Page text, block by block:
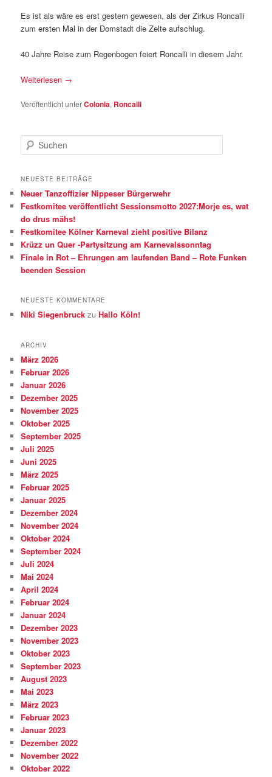
Es ist als wäre es erst gestern gewesen, als der Zirkus Roncalli
zum ersten Mal in der Domstadt die Zelte aufschlug.
40 Jahre Reise zum Regenbogen feiert Roncalli in diesem Jahr.
Weiterlesen →
Veröffentlicht unterColonia, Roncalli
u
h
n
NEUESTE BEITRÄGE
Neuer Tanzoffizier Nippeser Bürgerwehr
Festkomitee veröffentlicht Sessionsmotto 2027:Morje es, wat
do drus mähs!
Festkomitee Kölner Karneval zieht positive Bilanz
Krüzz un Quer -Partysitzung am Karnevalssonntag
Finale in Rot – Ehrungen am laufenden Band – Rote Funken
beenden Session
NEUESTE KOMMENTARE
Niki Siegenbruck zuHallo Köln!
ARCHIV
März 2026
Februar 2026
Januar 2026
Dezember 2025
November 2025
Oktober 2025
September 2025
Juli 2025
Juni 2025
März 2025
Februar 2025
Januar 2025
Dezember 2024
November 2024
Oktober 2024
September 2024
Juli 2024
Mai 2024
April 2024
Februar 2024
Januar 2024
Dezember 2023
November 2023
Oktober 2023
September 2023
August 2023
Mai 2023
März 2023
Februar 2023
Januar 2023
Dezember 2022
November 2022
Oktober 2022